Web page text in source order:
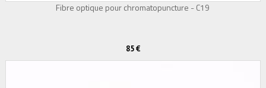
Fibre optique pour chromatopuncture - C19
85 €